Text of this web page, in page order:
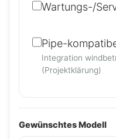
Wartungs-/
Pipe-
Integration
(Projektklärung)
Gewünschtes Modell